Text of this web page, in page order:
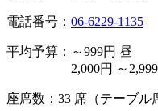
電話番号： 06-6229-1135
平均予算：～999円 昼
2,000円 ～2,999
座席数：33 席（テーブ